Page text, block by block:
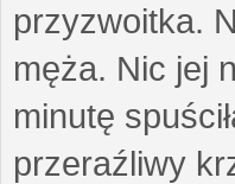
przyzwoitka.
męża. Nic jej
minutę
przeraźliwy